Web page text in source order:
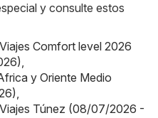
y consulte estos
Comfort level 2026
,
y Oriente Medio
,
Túnez (08/07/2026 -